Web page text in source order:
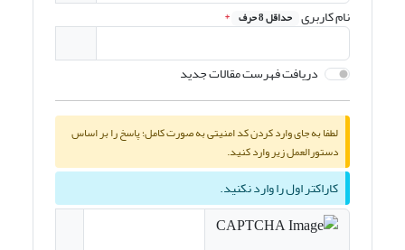
نام کاربری حداقل 8 حرف *
دریافت فهرست مقالات جدید
لطفا به جای وارد کردن کد امنیتی به صورت کامل؛ پاسخ را بر اساس
دستورالعمل زیر وارد کنید.
کاراکتر اول را وارد نکنید.